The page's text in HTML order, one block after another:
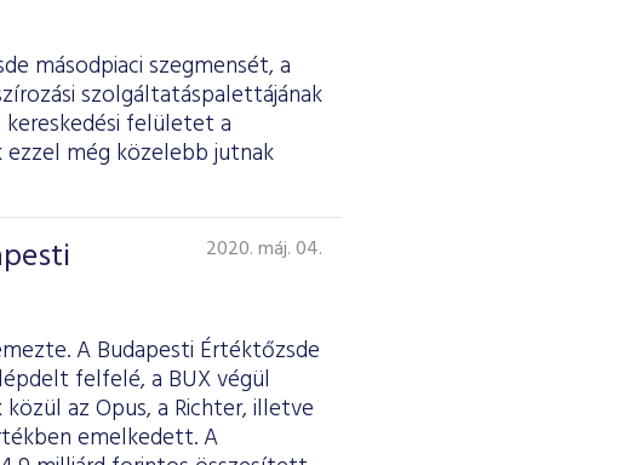
másodpiaci szegmensét, a
szolgáltatáspalettájának
felületet a
ezzel még közelebb jutnak
2020. máj. 04.
A Budapesti Értéktőzsde
felfelé, a BUX végül
az Opus, a Richter, illetve
emelkedett. A